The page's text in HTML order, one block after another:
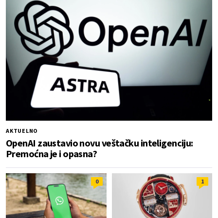
AKTUELNO
OpenAI zaustavio novu veštačku inteligenciju:
Premoćna je i opasna?
0 1